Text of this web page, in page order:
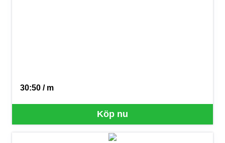
Köp nu
30:50 / m
SEK per M